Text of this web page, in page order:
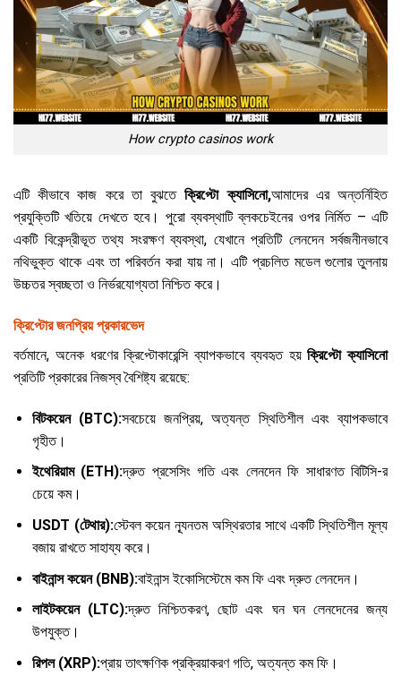
How crypto casinos work
এটি কীভাবে কাজ করে তা বুঝতেক্রিপ্টো ক্যাসিনো,আমাদের এর অন্তর্নিহিত
প্রযুক্তিটি খতিয়ে দেখতে হবে। পুরো ব্যবস্থাটি ব্লকচেইনের ওপর নির্মিত – এটি
একটি বিকেন্দ্রীভূত তথ্য সংরক্ষণ ব্যবস্থা, যেখানে প্রতিটি লেনদেন সর্বজনীনভাবে
নথিভুক্ত থাকে এবং তা পরিবর্তন করা যায় না। এটি প্রচলিত মডেল গুলোর তুলনায়
উচ্চতর স্বচ্ছতা ও নির্ভরযোগ্যতা নিশ্চিত করে।
ক্রিপ্টোর জনপ্রিয় প্রকারভেদ
বর্তমানে, অনেক ধরণের ক্রিপ্টোকারেন্সি ব্যাপকভাবে ব্যবহৃত হয়ক্রিপ্টো ক্যাসিনো
প্রতিটি প্রকারের নিজস্ব বৈশিষ্ট্য রয়েছে:
বিটকয়েন (BTC):সবচেয়ে জনপ্রিয়, অত্যন্ত স্থিতিশীল এবং ব্যাপকভাবে
গৃহীত।
ইথেরিয়াম (ETH):দ্রুত প্রসেসিং গতি এবং লেনদেন ফি সাধারণত বিটিসি-র
চেয়ে কম।
USDT (টেথার):স্টেবল কয়েন ন্যূনতম অস্থিরতার সাথে একটি স্থিতিশীল মূল্য
বজায় রাখতে সাহায্য করে।
বাইনান্স কয়েন (BNB):বাইনান্স ইকোসিস্টেমে কম ফি এবং দ্রুত লেনদেন।
লাইটকয়েন (LTC):দ্রুত নিশ্চিতকরণ, ছোট এবং ঘন ঘন লেনদেনের জন্য
উপযুক্ত।
রিপল (XRP):প্রায় তাৎক্ষণিক প্রক্রিয়াকরণ গতি, অত্যন্ত কম ফি।